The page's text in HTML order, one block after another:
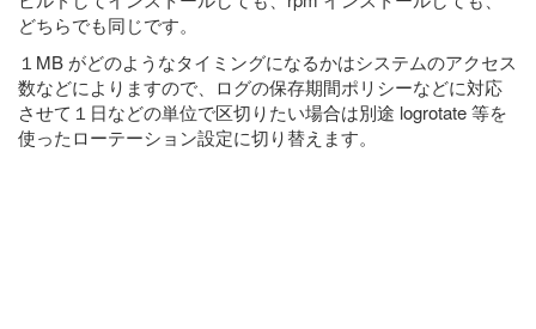
どちらでも同じです。
１MB がどのようなタイミングになるかはシステムのアクセス
数などによりますので、ログの保存期間ポリシーなどに対応
させて１日などの単位で区切りたい場合は別途 logrotate 等を
使ったローテーション設定に切り替えます。